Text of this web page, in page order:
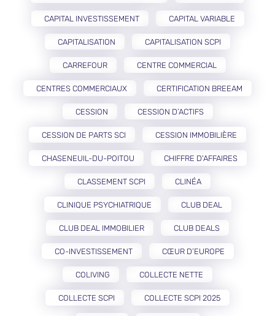
CAPITAL INVESTISSEMENT CAPITAL VARIABLE
CAPITALISATION CAPITALISATION SCPI
CARREFOUR CENTRE COMMERCIAL
CENTRES COMMERCIAUX CERTIFICATION BREEAM
CESSION CESSION D’ACTIFS
CESSION DE PARTS SCI CESSION IMMOBILIÈRE
CHASENEUIL-DU-POITOU CHIFFRE D'AFFAIRES
CLASSEMENT SCPI CLINÉA
CLINIQUE PSYCHIATRIQUE CLUB DEAL
CLUB DEAL IMMOBILIER CLUB DEALS
CO-INVESTISSEMENT CŒUR D’EUROPE
COLIVING COLLECTE NETTE
COLLECTE SCPI COLLECTE SCPI 2025